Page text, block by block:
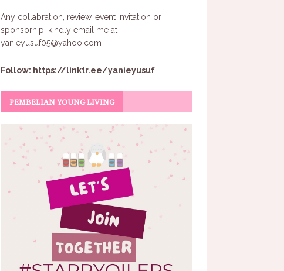
Any collabration, review, event invitation or
sponsorhip, kindly email me at
yanieyusuf05@yahoo.com
Follow: https://linktr.ee/yanieyusuf
PEMBELIAN YOUNG LIVING